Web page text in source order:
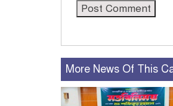
More News Of This